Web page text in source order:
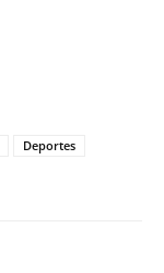
Deportes